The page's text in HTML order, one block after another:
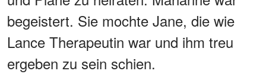
begeistert. Sie mochte Jane, die wie
Lance Therapeutin war und ihm treu
ergeben zu sein schien.